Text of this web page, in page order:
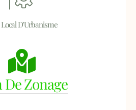
D'Urbanisme
De Zonage